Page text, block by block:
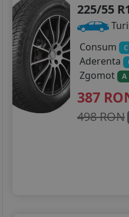
225/55
Consum
C
Aderenta
Zgomot A
387
498 RON